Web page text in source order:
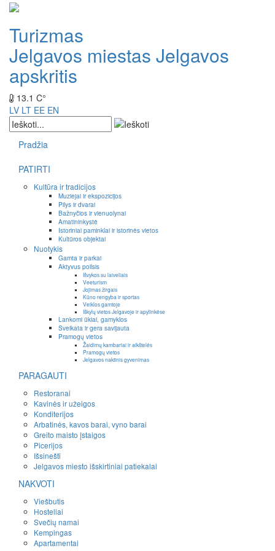
Turizmas
Jelgavos miestas Jelgavos
apskritis
13.1 C°
LV LT EE EN
Pradžia
PATIRTI
Kultūra ir tradicijos
Muziejai ir ekspozicijos
Pilys ir dvarai
Bažnyčios ir vienuolynai
Amatininkystė
Istoriniai paminklai ir istorinės vietos
Kultūros objektai
Nuotykis
Gamta ir parkai
Aktyvus poilsis
Išvykos su laiveliais
Veeturism
Jojimas žirgais
Kūno rengyba ir sportas
Veiklos gamtoje
Iškylų vietos Jelgavoje ir apylinkėse
Lankomi ūkiai, gamyklos
Sveikata ir gera savijauta
Pramogų vietos
Žaidimų kambariai ir aikštelės
Pramogų vietos
Jelgavos naktinis gyvenimas
PARAGAUTI
Restoranai
Kavinės ir užeigos
Konditerijos
Arbatinės, kavos barai, vyno barai
Greito maisto įstaigos
Picerijos
Išsinešti
Jelgavos miesto išskirtiniai patiekalai
NAKVOTI
Viešbutis
Hosteliai
Svečių namai
Kempingas
Apartamentai